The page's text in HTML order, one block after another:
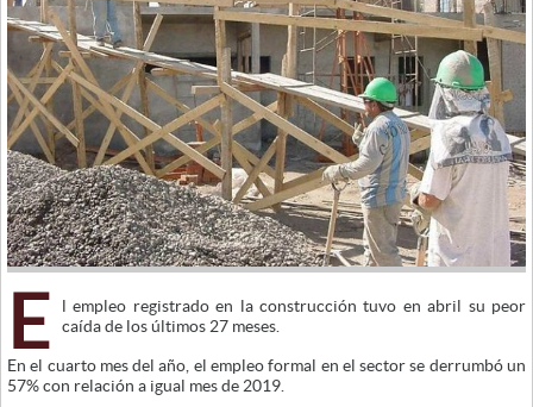
E
l empleo registrado en la construcción tuvo en abril su peor
caída de los últimos 27 meses.
En el cuarto mes del año, el empleo formal en el sector se derrumbó un
57% con relación a igual mes de 2019.